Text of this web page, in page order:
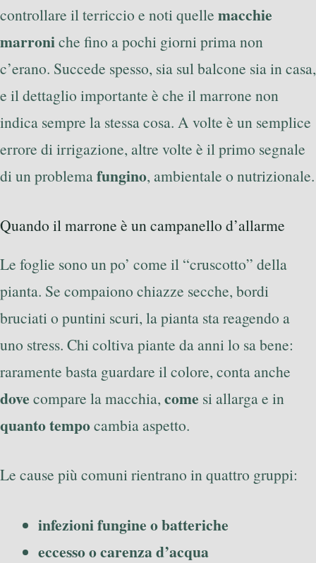
controllare il terriccio e noti quelle macchie
marroniche fino a pochi giorni prima non
c’erano. Succede spesso, sia sul balcone sia in casa,
e il dettaglio importante è che il marrone non
indica sempre la stessa cosa. A volte è un semplice
errore di irrigazione, altre volte è il primo segnale
di un problemafungino, ambientale o nutrizionale.
Quando il marrone è un campanello d’allarme
Le foglie sono un po’ come il “cruscotto” della
pianta. Se compaiono chiazze secche, bordi
bruciati o puntini scuri, la pianta sta reagendo a
uno stress. Chi coltiva piante da anni lo sa bene:
raramente basta guardare il colore, conta anche
dove compare la macchia, come si allarga e in
quanto tempocambia aspetto.
Le cause più comuni rientrano in quattro gruppi:
infezioni fungine o batteriche
eccesso o carenza d’acqua